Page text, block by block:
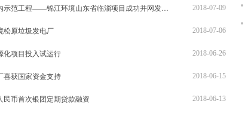
2018-07-09
工程——锦江环境山东省临淄项目成功并网发电试运营
2018-07-06
松原垃圾发电厂
2018-06-26
化项目投入试运行
2018-06-15
喜获国家资金支持
2018-06-13
民币首次银团定期贷款融资